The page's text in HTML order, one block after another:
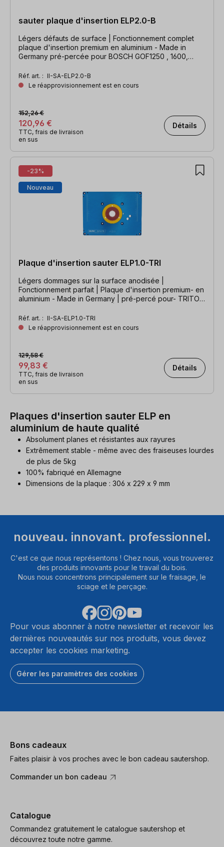
sauter plaque d'insertion ELP2.0-B
Légers défauts de surface | Fonctionnement complet
plaque d'insertion premium en aluminium - Made in
Germany pré-percée pour BOSCH GOF1250 , 1600,
229 x 9 mm
Réf. art. : II-SA-ELP2.0-B
Le réapprovisionnement est en cours
120,96 €
152,26 €
TTC, frais de livraison
en sus
Détails
-23%
Nouveau
Plaque d'insertion sauter ELP1.0-TRI
Légers dommages sur la surface anodisée |
Fonctionnement parfait | Plaque d'insertion premium- en
aluminium - Made in Germany | pré-percé pour- TRITON
mm
Réf. art. : II-SA-ELP1.0-TRI
Le réapprovisionnement est en cours
99,83 €
129,58 €
TTC, frais de livraison
en sus
Détails
Plaques d'insertion sauter ELP en
aluminium de haute qualité
Absolument planes et résistantes aux rayures
Extrêmement stable - même avec des fraiseuses lourdes
de plus de 5kg
100% fabriqué en Allemagne
Dimensions de la plaque : 306 x 229 x 9 mm
nouveau. innovant. professionnel.
C'est ce que nous représentons ! Chez nous, vous trouverez
des produits innovants pour le travail du bois.
Nous nous concentrons principalement sur le fraisage, le
sciage et le perçage.
Pour vous abonner à notre newsletter et recevoir les
dernières nouveautés sur nos produits, vous devez
accepter les cookies marketing.
Gérer les paramètres des cookies
Bons cadeaux
Faites plaisir à vos proches avec le bon cadeau sautershop.
Commander un bon cadeau
Catalogue
Commandez gratuitement le catalogue sautershop et
découvrez toute notre gamme.